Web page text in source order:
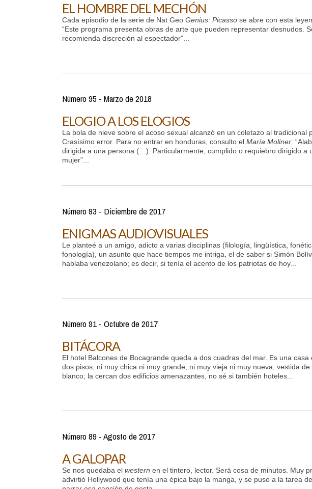
EL HOMBRE DEL MECHÓN
Cada episodio de la serie de Nat Geo Genius: Picasso se abre con esta
“Este programa presenta obras de arte que pueden representar desnudos.
recomienda discreción al espectador”...
Número 95 - Marzo de 2018
ELOGIO A LOS ELOGIOS
La bola de nieve sobre el acoso sexual alcanzó en un coletazo al tradicional
Crasísimo error. Para no entrar en honduras, consulto el María Moliner:
dirigida a una persona (…). Particularmente, cumplido o requiebro dirigido a
mujer”...
Número 93 - Diciembre de 2017
ENIGMAS AUDIOVISUALES
Le planteé a un amigo, adicto a varias disciplinas (filología, lingüística,
fonología), un asunto que hace tiempos me intriga, el de saber si Simón
hablaba venezolano; es decir, si tenía el acento de los patriotas de hoy...
Número 91 - Octubre de 2017
BITÁCORA
El hotel Balcones de Bocagrande queda a dos cuadras del mar. Es una casa
dos pisos, ni muy chica ni muy grande, ni muy vieja ni muy nueva, vestida de
blanco; la cercan dos edificios amenazantes, no sé si también hoteles...
Número 89 - Agosto de 2017
A GALOPAR
Se nos quedaba el western en el tintero, lector. Será cosa de minutos. Muy
advirtió Hollywood que tenía una épica bajo la manga, y se puso a la tarea de